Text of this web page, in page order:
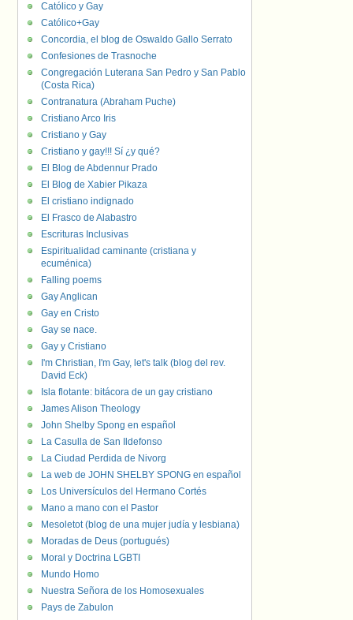
Católico y Gay
Católico+Gay
Concordia, el blog de Oswaldo Gallo Serrato
Confesiones de Trasnoche
Congregación Luterana San Pedro y San Pablo
(Costa Rica)
Contranatura (Abraham Puche)
Cristiano Arco Iris
Cristiano y Gay
Cristiano y gay!!! Sí ¿y qué?
El Blog de Abdennur Prado
El Blog de Xabier Pikaza
El cristiano indignado
El Frasco de Alabastro
Escrituras Inclusivas
Espiritualidad caminante (cristiana y
ecuménica)
Falling poems
Gay Anglican
Gay en Cristo
Gay se nace.
Gay y Cristiano
I'm Christian, I'm Gay, let's talk (blog del rev.
David Eck)
Isla flotante: bitácora de un gay cristiano
James Alison Theology
John Shelby Spong en español
La Casulla de San Ildefonso
La Ciudad Perdida de Nivorg
La web de JOHN SHELBY SPONG en español
Los Universículos del Hermano Cortés
Mano a mano con el Pastor
Mesoletot (blog de una mujer judía y lesbiana)
Moradas de Deus (portugués)
Moral y Doctrina LGBTI
Mundo Homo
Nuestra Señora de los Homosexuales
Pays de Zabulon